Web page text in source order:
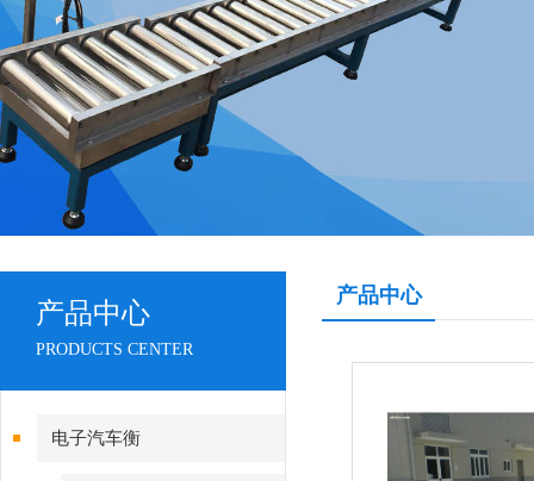
产品中心
PRODUCTS CENTER
电子汽车衡
产品中心